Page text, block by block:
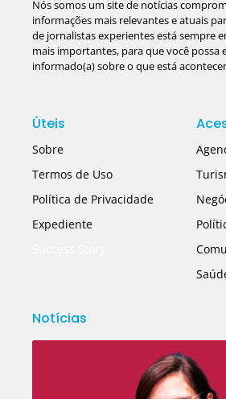
Nós somos um site de notícias
informações mais relevantes e atuais
de jornalistas experientes está sempre
mais importantes, para que você possa
informado(a) sobre o que está
Úteis
Sobre
Termos de Uso
Política de Privacidade
Expediente
Notícias